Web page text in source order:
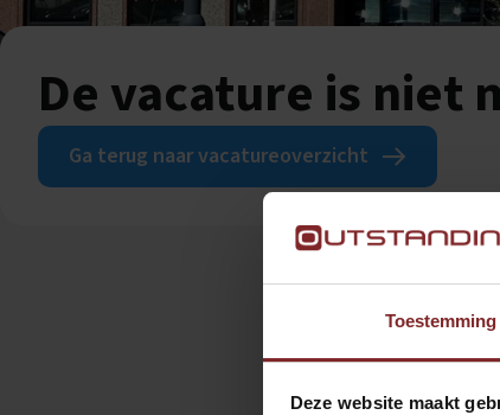
Toestemming
Deze website maakt
De vacature is niet
Ga terug naar vacatureoverzicht